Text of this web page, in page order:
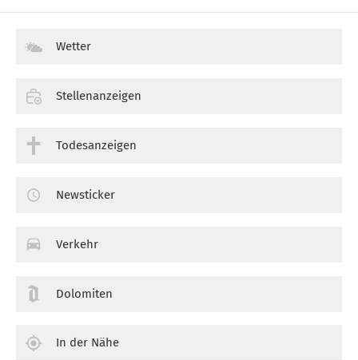
Wetter
Stellenanzeigen
Todesanzeigen
Newsticker
Verkehr
Dolomiten
In der Nähe